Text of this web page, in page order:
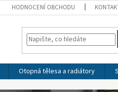
HODNOCENÍ OBCHODU
Otopná tělesa a radiátory